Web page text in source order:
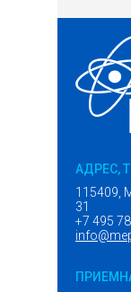
АДРЕС,
115409,
31
+7 495